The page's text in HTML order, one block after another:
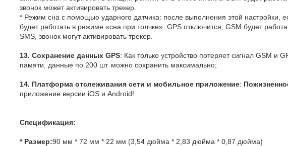
звонок может активировать трекер.
* Режим сна с помощью ударного датчика: после выполнения этой настройки,
будет работать в режиме «сна при толчке», GPS отключится, GSM будет
SMS, звонок могут активировать трекер.
13. Сохранение данных GPS: Как только устройство потеряет сигнал GSM и
памяти, данные по 200 шт. можно сохранить максимально;
14. Платформа отслеживания сети и мобильное приложение:
приложение версии iOS и Android!
Спецификация:
* Размер:90 мм * 72 мм * 22 мм (3,54 дюйма * 2,83 дюйма * 0,87 дюйма)